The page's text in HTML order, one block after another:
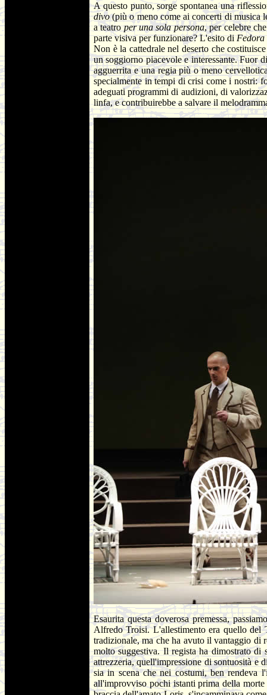
A questo punto, sorge spontanea una
divo(più o meno come ai concerti di musica
a teatroper una sola persona, per celebre
parte visiva per funzionare? L'esito diFedora
Non è la cattedrale nel deserto che
un soggiorno piacevole e interessante. Fuor
agguerrita e una regia più o meno
specialmente in tempi di crisi come i nostri:
adeguati programmi di audizioni, di
linfa, e contribuirebbe a salvare il
Esaurita questa doverosa premessa,
Alfredo Troisi. L'allestimento era quello del
tradizionale, ma che ha avuto il vantaggio di
molto suggestiva. Il regista ha dimostrato di
attrezzeria, quell'impressione di sontuosità e
sia in scena che nei costumi, ben rendeva
all'improvviso pochi istanti prima della morte